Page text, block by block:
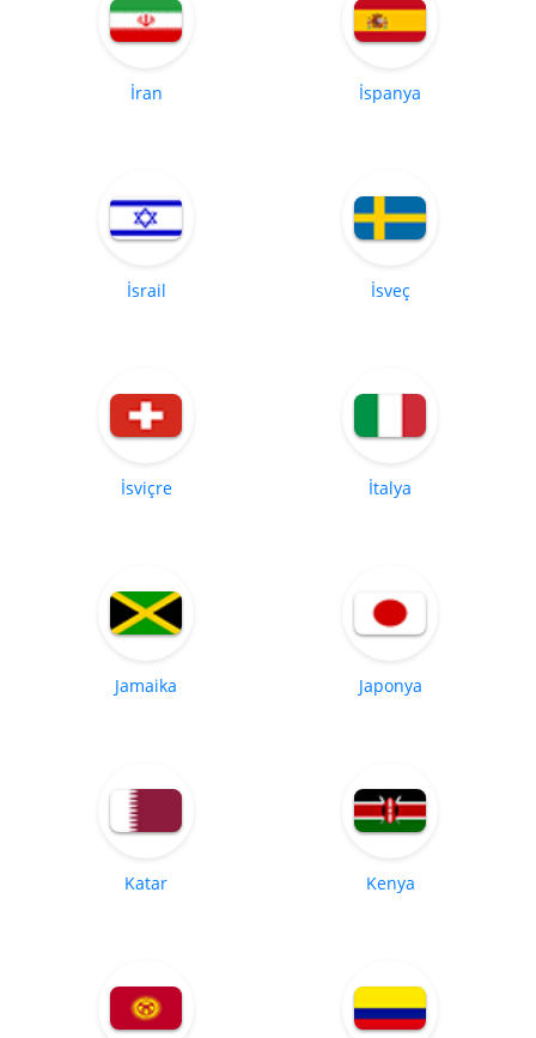
İran İspanya
İsrail İsveç
İsviçre İtalya
Jamaika Japonya
Katar Kenya